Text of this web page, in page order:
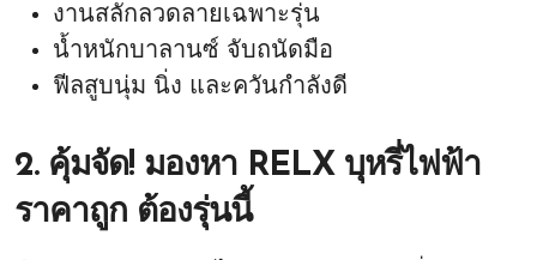
งานสลักลวดลายเฉพาะรุ่น
น้ำหนักบาลานซ์ จับถนัดมือ
ฟีลสูบนุ่ม นิ่ง และควันกำลังดี
2. คุ้มจัด! มองหา RELX บุหรี่ไฟฟ้า
ราคาถูก ต้องรุ่นนี้